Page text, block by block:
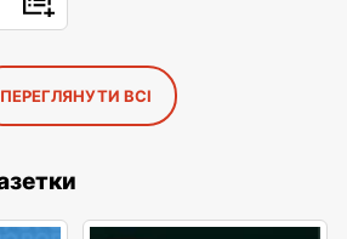
ПЕРЕГЛЯНУТИ ВСІ